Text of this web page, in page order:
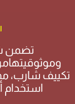
تضمن
تكييف شارب،
استخدام